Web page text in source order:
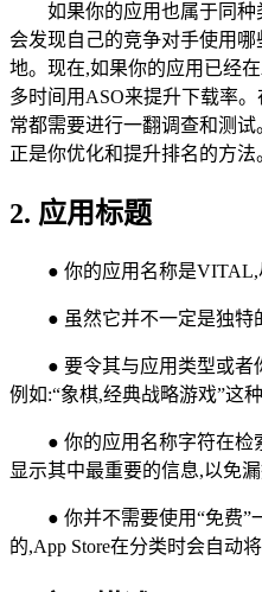
如果你的应用也属于同
会发现自己的竞争对手使用
地。现在,如果你的应用已经
多时间用ASO来提升下载率
常都需要进行一翻调查和测
正是你优化和提升排名的方法
2. 应用标题
● 你的应用名称是VITAL,
● 虽然它并不一定是独特
● 要令其与应用类型或者
例如:“象棋,经典战略游戏”这种
● 你的应用名称字符在检
显示其中最重要的信息,以免漏
● 你并不需要使用“免费”
的,App Store在分类时会自动